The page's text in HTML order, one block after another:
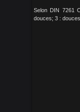
Selon DIN 7261
douces; 3 : douces